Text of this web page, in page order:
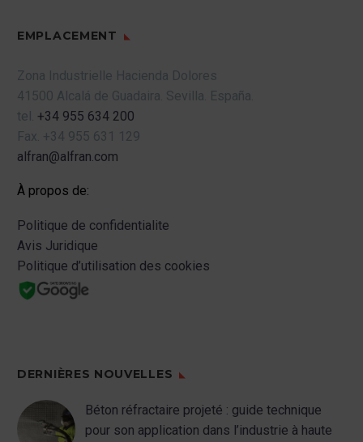
EMPLACEMENT
Zona Industrielle Hacienda Dolores
41500 Alcalá de Guadaira. Sevilla. España.
tel. +34 955 634 200
Fax. +34 955 631 129
alfran@alfran.com
À propos de:
Politique de confidentialite
Avis Juridique
Politique d’utilisation des cookies
DERNIÈRES NOUVELLES
Béton réfractaire projeté : guide technique
pour son application dans l’industrie à haute